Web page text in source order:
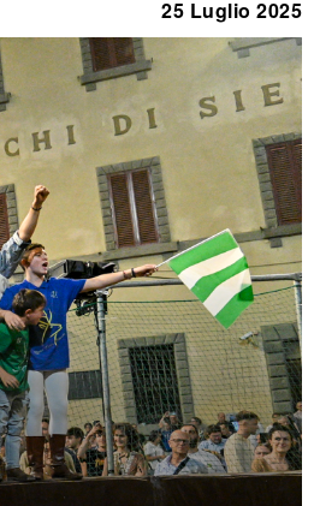
25 Luglio 2025